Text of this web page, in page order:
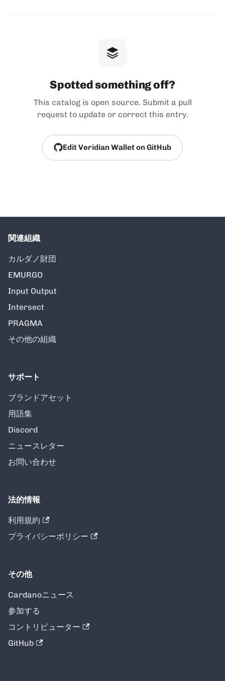
Spotted something off?
This catalog is open source. Submit a pull
request to update or correct this entry.
Edit Veridian Wallet on GitHub
関連組織
カルダノ財団
EMURGO
Input Output
Intersect
PRAGMA
その他の組織
サポート
ブランドアセット
用語集
Discord
ニュースレター
お問い合わせ
法的情報
利用規約
プライバシーポリシー
その他
Cardanoニュース
参加する
コントリビューター
GitHub